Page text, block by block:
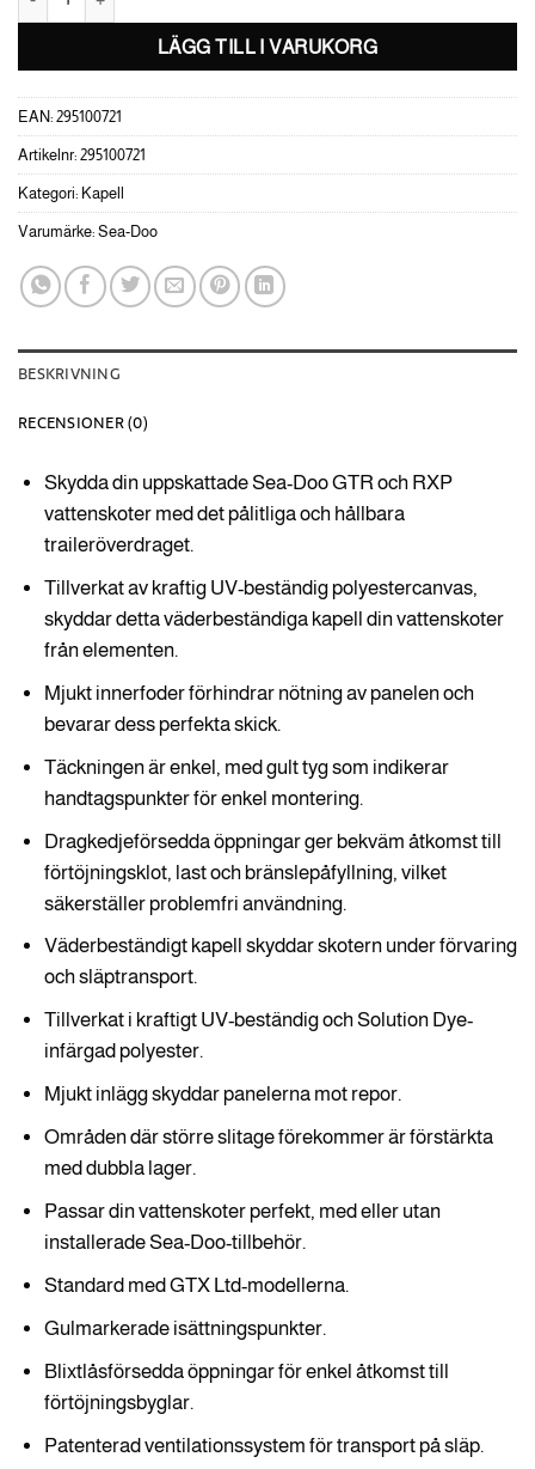
LÄGG TILL I VARUKORG
EAN: 295100721
Artikelnr: 295100721
Kategori: Kapell
Varumärke: Sea-Doo
BESKRIVNING
RECENSIONER (0)
Skydda din uppskattade Sea-Doo GTR och RXP
vattenskoter med det pålitliga och hållbara
traileröverdraget.
Tillverkat av kraftig UV-beständig polyestercanvas,
skyddar detta väderbeständiga kapell din vattenskoter
från elementen.
Mjukt innerfoder förhindrar nötning av panelen och
bevarar dess perfekta skick.
Täckningen är enkel, med gult tyg som indikerar
handtagspunkter för enkel montering.
Dragkedjeförsedda öppningar ger bekväm åtkomst till
förtöjningsklot, last och bränslepåfyllning, vilket
säkerställer problemfri användning.
Väderbeständigt kapell skyddar skotern under förvaring
och släptransport.
Tillverkat i kraftigt UV-beständig och Solution Dye-
infärgad polyester.
Mjukt inlägg skyddar panelerna mot repor.
Områden där större slitage förekommer är förstärkta
med dubbla lager.
Passar din vattenskoter perfekt, med eller utan
installerade Sea-Doo-tillbehör.
Standard med GTX Ltd-modellerna.
Gulmarkerade isättningspunkter.
Blixtlåsförsedda öppningar för enkel åtkomst till
förtöjningsbyglar.
Patenterad ventilationssystem för transport på släp.